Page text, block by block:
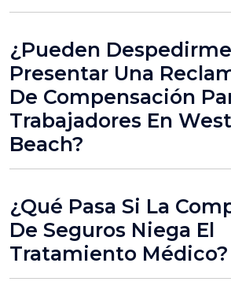
¿Pueden
Presentar Una
De Compensación
Trabajadores En
Beach?
¿Qué Pasa Si La
De Seguros Niega El
Tratamiento Médico?